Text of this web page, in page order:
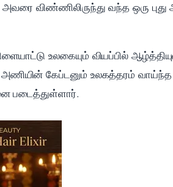
விண்ணிலிருந்து வந்த ஒரு புது
உலகையும் வியப்பில்
கேப்டனும் உலகத்தரம் வாய்ந்த
படைத்துள்ளார்.